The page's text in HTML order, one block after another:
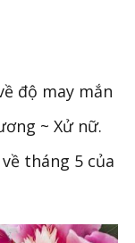
độ may mắn
~ Xử nữ.
tháng 5 của